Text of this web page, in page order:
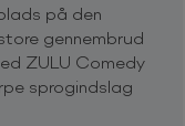
på den
gennembrud
ZULU Comedy
sprogindslag